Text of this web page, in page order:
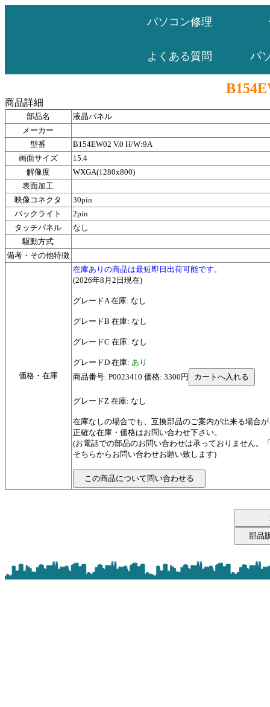
パソコン修理
よくある質問 パ
商品詳細
部品名
液晶パネル
メーカー
型番
B154EW02 V.0 H/W:9A
画面サイズ
15.4
解像度
WXGA(1280x800)
表面加工
映像コネクタ
30pin
バックライト
2pin
タッチパネル
なし
駆動方式
備考・その他特徴
価格・在庫
在庫ありの商品は最短即日出荷可能です。
(2026年8月2日現在)
グレードA 在庫: なし
グレードB 在庫: なし
グレードC 在庫: なし
グレードD 在庫: あり
商品番号: P0023410 価格: 3300円
グレードZ 在庫: なし
在庫なしの場合でも、互換部品のご案内が出来る場合
正確な在庫・価格はお問い合わせ下さい。
(お電話での部品のお問い合わせは承っておりません。
そちらからお問い合わせお願い致します)